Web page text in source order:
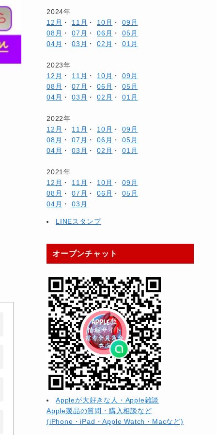
2024年
12月 ・ 11月 ・ 10月 ・09月
08月 ・07月 ・06月 ・05月
04月 ・03月 ・02月 ・01月
2023年
12月 ・ 11月 ・ 10月 ・09月
08月 ・07月 ・06月 ・05月
04月 ・03月 ・02月 ・01月
2022年
12月 ・ 11月 ・ 10月 ・09月
08月 ・07月 ・06月 ・05月
04月 ・03月 ・02月 ・01月
2021年
12月 ・ 11月 ・ 10月 ・09月
08月 ・07月 ・06月 ・05月
04月 ・03月
LINEスタンプ
オープンチャット
Appleが大好きな人・Apple雑談
Apple製品の質問・購入相談など
(iPhone・iPad・Apple Watch・Macなど)